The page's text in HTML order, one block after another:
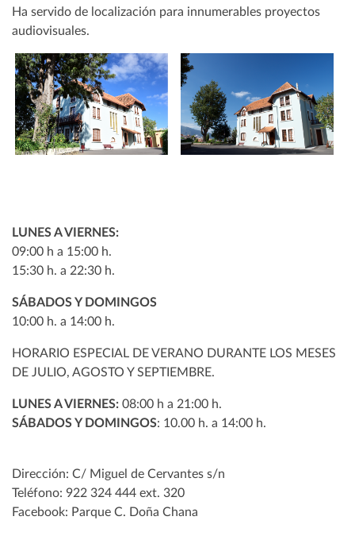
Ha servido de localización para innumerables proyectos
audiovisuales.
LUNES A VIERNES:
09:00 h a 15:00 h.
15:30 h. a 22:30 h.
SÁBADOS Y DOMINGOS
10:00 h. a 14:00 h.
HORARIO ESPECIAL DE VERANO DURANTE LOS MESES
DE JULIO, AGOSTO Y SEPTIEMBRE.
LUNES A VIERNES: 08:00 h a 21:00 h.
SÁBADOS Y DOMINGOS: 10.00 h. a 14:00 h.
Dirección: C/ Miguel de Cervantes s/n
Teléfono: 922 324 444 ext. 320
Facebook: Parque C. Doña Chana